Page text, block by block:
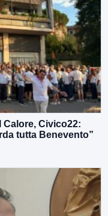
Calore, Civico22:
tutta Benevento”